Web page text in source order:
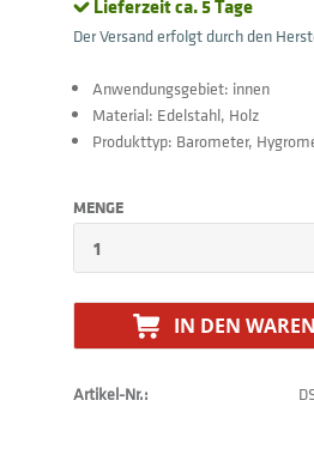
Lieferzeit ca. 5 Tage
Der Versand erfolgt durch den
Anwendungsgebiet: innen
Material: Edelstahl, Holz
Produkttyp: Barometer,
MENGE
IN DEN
Artikel-Nr.: